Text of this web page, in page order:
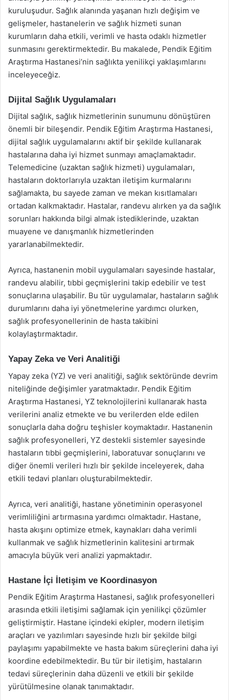
kuruluşudur. Sağlık alanında yaşanan hızlı değişim ve
gelişmeler, hastanelerin ve sağlık hizmeti sunan
kurumların daha etkili, verimli ve hasta odaklı hizmetler
sunmasını gerektirmektedir. Bu makalede, Pendik Eğitim
Araştırma Hastanesi’nin sağlıkta yenilikçi yaklaşımlarını
inceleyeceğiz.
Dijital Sağlık Uygulamaları
Dijital sağlık, sağlık hizmetlerinin sunumunu dönüştüren
önemli bir bileşendir. Pendik Eğitim Araştırma Hastanesi,
dijital sağlık uygulamalarını aktif bir şekilde kullanarak
hastalarına daha iyi hizmet sunmayı amaçlamaktadır.
Telemedicine (uzaktan sağlık hizmeti) uygulamaları,
hastaların doktorlarıyla uzaktan iletişim kurmalarını
sağlamakta, bu sayede zaman ve mekan kısıtlamaları
ortadan kalkmaktadır. Hastalar, randevu alırken ya da sağlık
sorunları hakkında bilgi almak istediklerinde, uzaktan
muayene ve danışmanlık hizmetlerinden
yararlanabilmektedir.
Ayrıca, hastanenin mobil uygulamaları sayesinde hastalar,
randevu alabilir, tıbbi geçmişlerini takip edebilir ve test
sonuçlarına ulaşabilir. Bu tür uygulamalar, hastaların sağlık
durumlarını daha iyi yönetmelerine yardımcı olurken,
sağlık profesyonellerinin de hasta takibini
kolaylaştırmaktadır.
Yapay Zeka ve Veri Analitiği
Yapay zeka (YZ) ve veri analitiği, sağlık sektöründe devrim
niteliğinde değişimler yaratmaktadır. Pendik Eğitim
Araştırma Hastanesi, YZ teknolojilerini kullanarak hasta
verilerini analiz etmekte ve bu verilerden elde edilen
sonuçlarla daha doğru teşhisler koymaktadır. Hastanenin
sağlık profesyonelleri, YZ destekli sistemler sayesinde
hastaların tıbbi geçmişlerini, laboratuvar sonuçlarını ve
diğer önemli verileri hızlı bir şekilde inceleyerek, daha
etkili tedavi planları oluşturabilmektedir.
Ayrıca, veri analitiği, hastane yönetiminin operasyonel
verimliliğini artırmasına yardımcı olmaktadır. Hastane,
hasta akışını optimize etmek, kaynakları daha verimli
kullanmak ve sağlık hizmetlerinin kalitesini artırmak
amacıyla büyük veri analizi yapmaktadır.
Hastane İçi İletişim ve Koordinasyon
Pendik Eğitim Araştırma Hastanesi, sağlık profesyonelleri
arasında etkili iletişimi sağlamak için yenilikçi çözümler
geliştirmiştir. Hastane içindeki ekipler, modern iletişim
araçları ve yazılımları sayesinde hızlı bir şekilde bilgi
paylaşımı yapabilmekte ve hasta bakım süreçlerini daha iyi
koordine edebilmektedir. Bu tür bir iletişim, hastaların
tedavi süreçlerinin daha düzenli ve etkili bir şekilde
yürütülmesine olanak tanımaktadır.